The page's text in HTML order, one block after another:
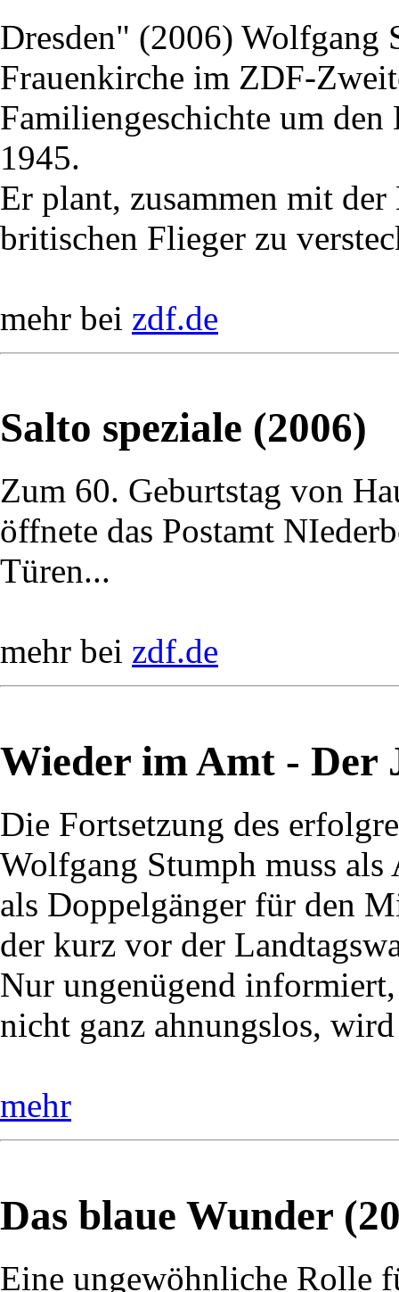
Dresden" (2006) Wolfgang
Frauenkirche im ZDF-
Familiengeschichte um
1945.
Er plant, zusammen mit
britischen Flieger zu
mehr bei zdf.de
Salto speziale (2006)
Zum 60. Geburtstag von
öffnete das Postamt
Türen...
mehr bei zdf.de
Wieder im Amt - Der
Die Fortsetzung des
Wolfgang Stumph muss
als Doppelgänger für den
der kurz vor der
Nur ungenügend
nicht ganz ahnungslos,
mehr
Das blaue Wunder
Eine ungewöhnliche Rolle